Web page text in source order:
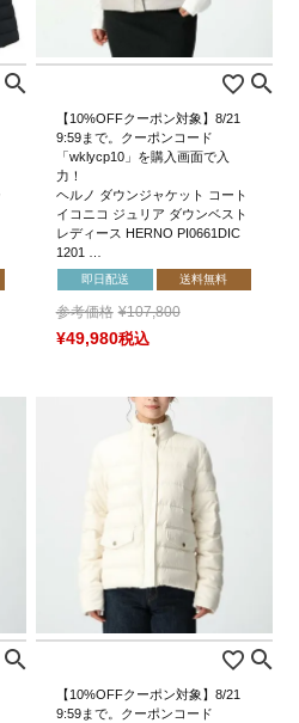
【10%OFFクーポン対象】8/21
9:59まで。クーポンコード
「wklycp10」を購入画面で入
力！
ヘルノ ダウンジャケット コート
イコニコ ジュリア ダウンベスト
レディース HERNO PI0661DIC
1201 …
即日配送 送料無料
参考価格 ¥107,800
¥49,980税込
【10%OFFクーポン対象】8/21
9:59まで。クーポンコード